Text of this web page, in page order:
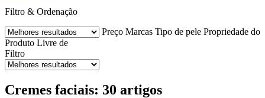
Filtro & Ordenação
Preço Marcas Tipo de pele Propriedade do
Produto Livre de
Filtro
Cremes faciais: 30 artigos